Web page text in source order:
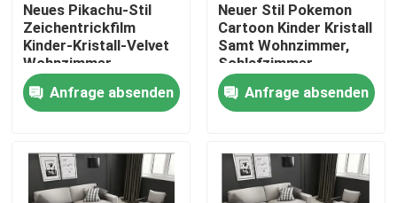
Haus
Videos
Neues Pikachu-Stil
Zeichentrickfilm
Kinder-Kristall-Velvet
Wohnzimmer,
Schlafzimmer
Wohnzimmer
Fußbodenteppiche
Anfrage absenden
Neuer Stil Pokemon
Cartoon Kinder Kristall
Samt Wohnzimmer,
Schlafzimmer
Wohnzimmer
Fußbodenteppiche
Anfrage absenden